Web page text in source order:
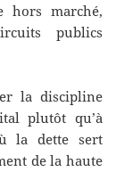
hors marché,
publics
la discipline
plutôt qu’à
la dette sert
de la haute